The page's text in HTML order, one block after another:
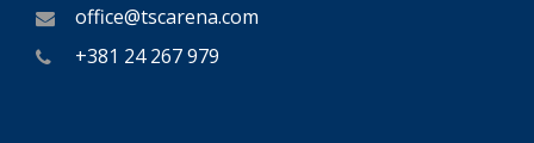
office@tscarena.com
+381 24 267 979